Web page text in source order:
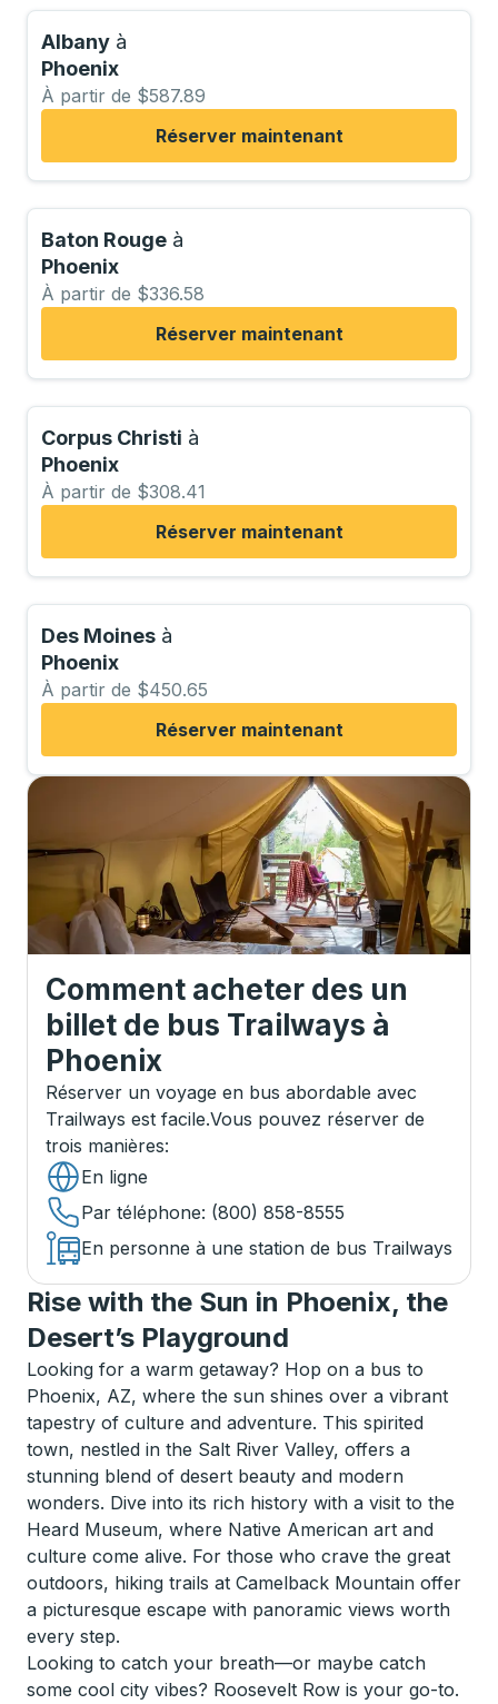
Albany à
Phoenix
À partir de $587.89
Réserver maintenant
Baton Rouge à
Phoenix
À partir de $336.58
Réserver maintenant
Corpus Christi à
Phoenix
À partir de $308.41
Réserver maintenant
Des Moines à
Phoenix
À partir de $450.65
Réserver maintenant
Comment acheter des un
billet de bus Trailways à
Phoenix
Réserver un voyage en bus abordable avec
Trailways est facile.Vous pouvez réserver de
trois manières:
En ligne
Par téléphone: (800) 858-8555
En personne à une station de bus Trailways
Rise with the Sun in Phoenix, the
Desert’s Playground
Looking for a warm getaway? Hop on a bus to
Phoenix, AZ, where the sun shines over a vibrant
tapestry of culture and adventure. This spirited
town, nestled in the Salt River Valley, offers a
stunning blend of desert beauty and modern
wonders. Dive into its rich history with a visit to the
Heard Museum, where Native American art and
culture come alive. For those who crave the great
outdoors, hiking trails at Camelback Mountain offer
a picturesque escape with panoramic views worth
every step.
Looking to catch your breath—or maybe catch
some cool city vibes? Roosevelt Row is your go-to.